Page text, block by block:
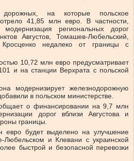
на которые польское
41,85 млн евро. В частности,
модернизация региональных дорог
Августов, Томашев-Любельский,
недалеко от границы с
10,72 млн евро предусматривает
и на станции Верхрата с польской
модернизирует железнодорожную
в польском министерстве.
о финансировании на 9,7 млн
дорог вблизи Августова и
границы.
будет выделено на улучшение
и Клевани с украинской
быстрой и безопасной перевозки